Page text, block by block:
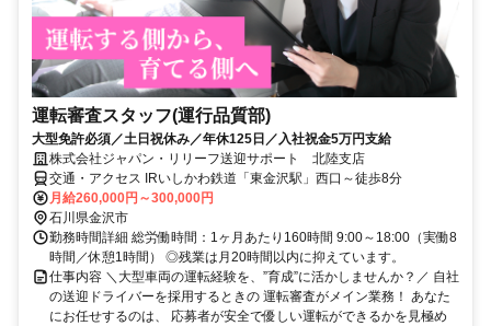
運転審査スタッフ(運行品質部)
大型免許必須／土日祝休み／年休125日／入社祝金5万円支給
株式会社ジャパン・リリーフ送迎サポート 北陸支店
交通・アクセス IRいしかわ鉄道「東金沢駅」西口～徒歩8分
月給260,000円～300,000円
石川県金沢市
勤務時間詳細 総労働時間：1ヶ月あたり160時間 9:00～18:00（実働8
時間／休憩1時間） ◎残業は月20時間以内に抑えています。
仕事内容 ＼大型車両の運転経験を、”育成”に活かしませんか？／ 自社
の送迎ドライバーを採用するときの 運転審査がメイン業務！ あなた
にお任せするのは、 応募者が安全で優しい運転ができるかを見極め